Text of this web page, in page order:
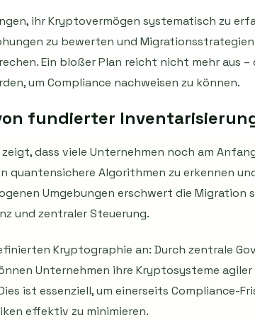
ihr Kryptovermögen systematisch zu
zu bewerten und
Ein bloßer Plan reicht nicht mehr aus –
um Compliance nachweisen zu können.
fundierter
dass viele Unternehmen noch am
Algorithmen zu erkennen
Umgebungen erschwert die
und zentraler Steuerung.
Kryptographie an: Durch zentrale
Unternehmen ihre Kryptosysteme
ist essenziell, um einerseits Compliance-
effektiv zu minimieren.